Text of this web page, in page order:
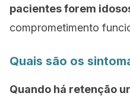
pacientes forem
comprometimento
Quais são os
Quando há retenção